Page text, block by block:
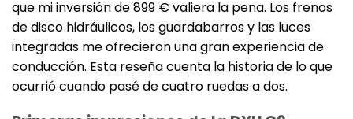
que mi inversión de 899 € valiera la pena. Los frenos
de disco hidráulicos, los guardabarros y las luces
integradas me ofrecieron una gran experiencia de
conducción. Esta reseña cuenta la historia de lo que
ocurrió cuando pasé de cuatro ruedas a dos.